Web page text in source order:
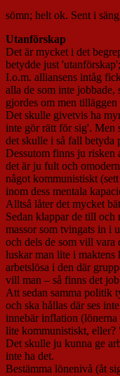
sömn; helt ok. Sent i
Utanförskap
Det är mycket i det
betydde just
I.o.m. alliansens intåg
alla de som inte
gjordes om men
Det skulle givetvis ha
inte gör rätt för sig'. Men
det skulle i så fall betyda
Dessutom finns ju risken
det är ju fult och
något kommunistiskt
inom dess mentala
Alltså låter det mycket
Sedan klappar de till och
massor som tvingats in i
och dels de som vill
luskar man lite i
arbetslösa i den där
vill man – så finns det
Att sedan samma politik
och ska hållas där ses
innebär inflation (lönerna
lite kommunistiskt,
Det skulle ju kunna ge
inte ha det.
Bestämma lönenivå (åt